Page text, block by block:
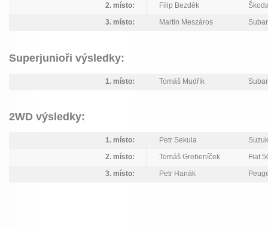
2. místo:
Filip Bezděk
3. místo:
Martin Meszáros
Superjunioři výsledky:
1. místo: Tomáš Mudřík
2WD výsledky:
1. místo: Petr Sekula
2. místo:
Tomáš Grebeníček
Fiat
3. místo:
Petr Hanák